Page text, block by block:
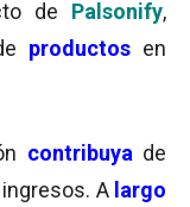
de Palsonify,
productos en
contribuya de
Alargo